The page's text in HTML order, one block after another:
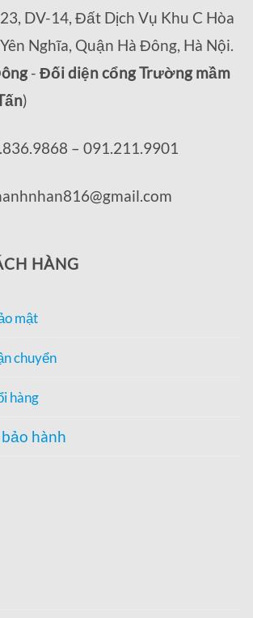
DV-14, Đất Dịch Vụ Khu C Hòa
Nghĩa, Quận Hà Đông, Hà Nội.
- Đối diện cổng Trường mầm
)
– 091.211.9901
HÀNG
mật
chuyển
hàng
hành